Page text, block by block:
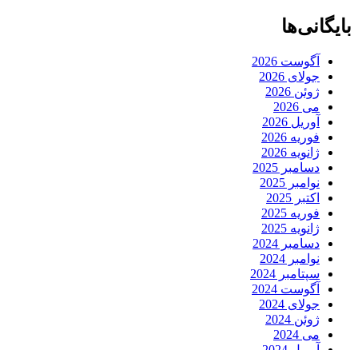
بایگانی‌ها
آگوست 2026
جولای 2026
ژوئن 2026
می 2026
آوریل 2026
فوریه 2026
ژانویه 2026
دسامبر 2025
نوامبر 2025
اکتبر 2025
فوریه 2025
ژانویه 2025
دسامبر 2024
نوامبر 2024
سپتامبر 2024
آگوست 2024
جولای 2024
ژوئن 2024
می 2024